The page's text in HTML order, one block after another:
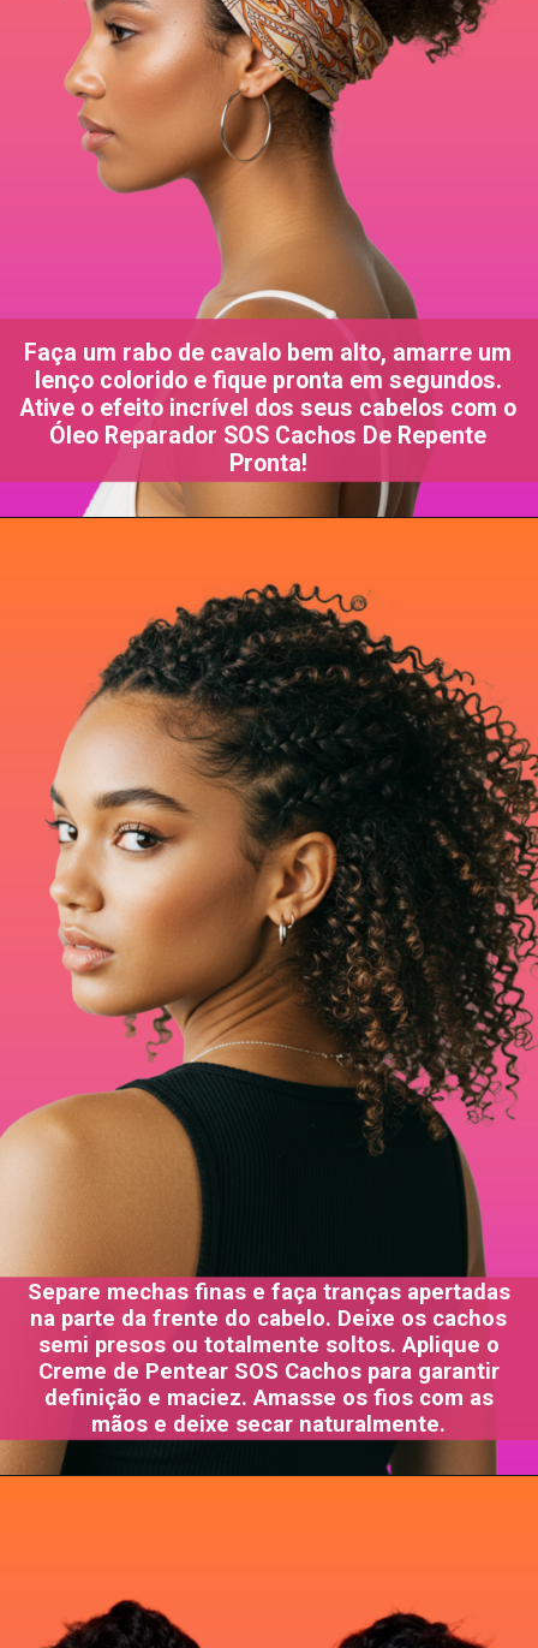
Faça um rabo de cavalo bem alto, amarre um
lenço colorido e fique pronta em segundos.
Ative o efeito incrível dos seus cabelos com o
Óleo Reparador SOS Cachos De Repente
Pronta!
Separe mechas finas e faça tranças apertadas
na parte da frente do cabelo. Deixe os cachos
semi presos ou totalmente soltos. Aplique o
Creme de Pentear SOS Cachos para garantir
definição e maciez. Amasse os fios com as
mãos e deixe secar naturalmente.